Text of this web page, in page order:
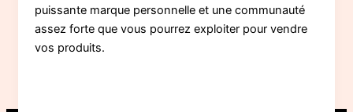
puissante marque personnelle et une communauté
assez forte que vous pourrez exploiter pour vendre
vos produits.